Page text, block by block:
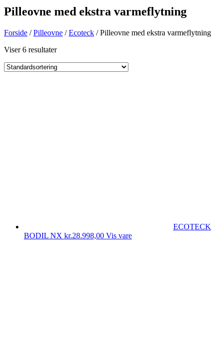
Pilleovne med ekstra varmeflytning
Forside /Pilleovne /Ecoteck / Pilleovne med ekstra varmeflytning
Viser 6 resultater
ECOTECK
BODIL NX kr.28.998,00 Vis vare